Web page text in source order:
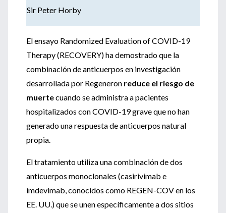
Sir Peter Horby
El ensayo Randomized Evaluation of COVID-19
Therapy (RECOVERY) ha demostrado que la
combinación de anticuerpos en investigación
desarrollada por Regeneron reduce el riesgo de
muertecuando se administra a pacientes
hospitalizados con COVID-19 grave que no han
generado una respuesta de anticuerpos natural
propia.
El tratamiento utiliza una combinación de dos
anticuerpos monoclonales (casirivimab e
imdevimab, conocidos como REGEN-COV en los
EE. UU.) que se unen específicamente a dos sitios